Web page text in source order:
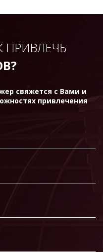
ПРИВЛЕЧЬ
свяжется с Вами и
привлечения